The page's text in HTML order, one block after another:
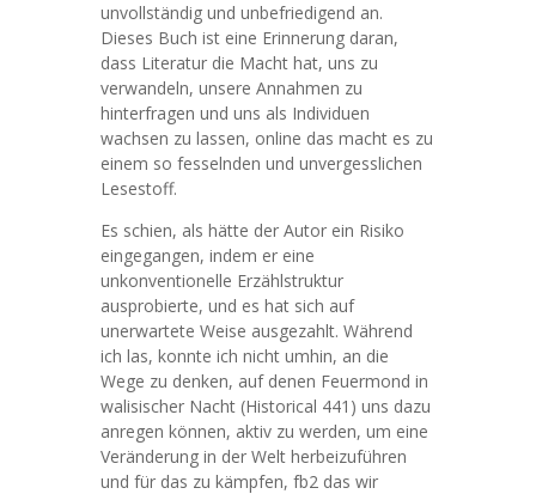
unvollständig und unbefriedigend an.
Dieses Buch ist eine Erinnerung daran,
dass Literatur die Macht hat, uns zu
verwandeln, unsere Annahmen zu
hinterfragen und uns als Individuen
wachsen zu lassen, online das macht es zu
einem so fesselnden und unvergesslichen
Lesestoff.
Es schien, als hätte der Autor ein Risiko
eingegangen, indem er eine
unkonventionelle Erzählstruktur
ausprobierte, und es hat sich auf
unerwartete Weise ausgezahlt. Während
ich las, konnte ich nicht umhin, an die
Wege zu denken, auf denen Feuermond in
walisischer Nacht (Historical 441) uns dazu
anregen können, aktiv zu werden, um eine
Veränderung in der Welt herbeizuführen
und für das zu kämpfen, fb2 das wir